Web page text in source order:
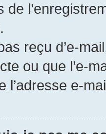
de
reçu d’e-
ou que l’e-
l’adresse e-